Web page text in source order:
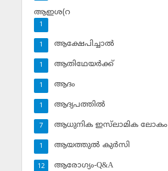
ആഇശ(റ
1
ആക്ഷേപിച്ചാല്‍
1
ആതിഥേയര്‍ക്ക്
1
ആദം
1
ആദ്യപത്തില്‍
1
ആധുനിക ഇസ്‌ലാമിക ലോകം
7
ആയത്തുല്‍ കുര്‍സി
1
ആരോഗ്യം-Q&A
12